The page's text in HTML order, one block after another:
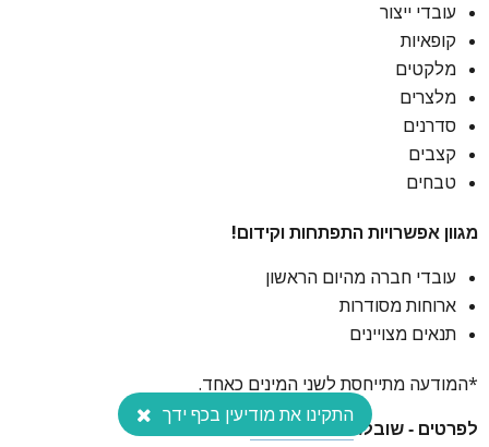
עובדי ייצור
קופאיות
מלקטים
מלצרים
סדרנים
קצבים
טבחים
מגוון אפשרויות התפתחות וקידום!
עובדי חברה מהיום הראשון
ארוחות מסודרות
תנאים מצויינים
*המודעה מתייחסת לשני המינים כאחד.
לפרטים - שובל: 054-3556573
התקינו את מודיעין בכף ידך